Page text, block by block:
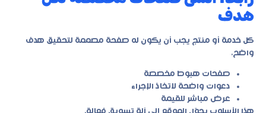
هدف
كل خدمة أو منتج يجب أن يكون له صفحة مصممة لتحقيق هدف
واضح.
صفحات هبوط مخصصة
دعوات واضحة لاتخاذ الإجراء
عرض مباشر للقيمة